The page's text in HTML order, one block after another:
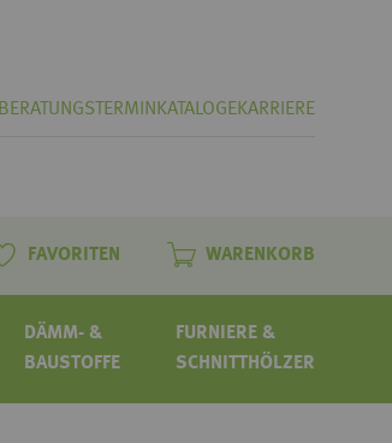
BERATUNGSTERMIN KATALOGEKARRIERE
FAVORITEN WARENKORB
DÄMM- &
BAUSTOFFE
FURNIERE &
SCHNITTHÖLZER